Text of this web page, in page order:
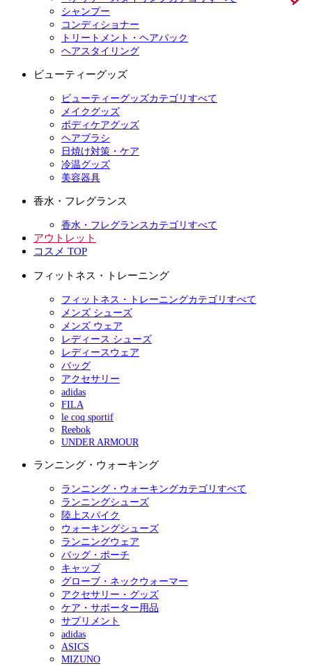
シャンプー
コンディショナー
トリートメント・ヘアパック
ヘアスタイリング
ビューティーグッズ
ビューティーグッズカテゴリすべて
メイクグッズ
ボディケアグッズ
ヘアブラシ
日焼け対策・ケア
冷温グッズ
美容器具
香水・フレグランス
香水・フレグランスカテゴリすべて
アウトレット
コスメ TOP
フィットネス・トレーニング
フィットネス・トレーニングカテゴリすべて
メンズ シューズ
メンズ ウェア
レディース シューズ
レディースウェア
バッグ
アクセサリー
adidas
FILA
le coq sportif
Reebok
UNDER ARMOUR
ランニング・ウォーキング
ランニング・ウォーキングカテゴリすべて
ランニングシューズ
陸上スパイク
ウォーキングシューズ
ランニングウェア
バッグ・ポーチ
キャップ
グローブ・ネックウォーマー
アクセサリー・グッズ
ケア・サポーター用品
サプリメント
adidas
ASICS
MIZUNO